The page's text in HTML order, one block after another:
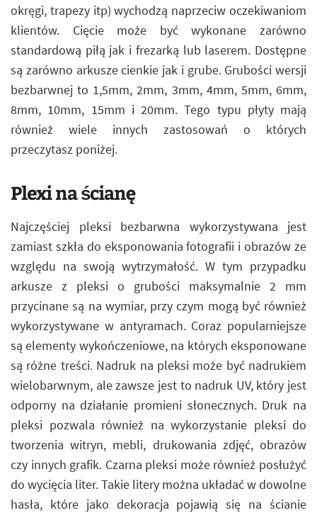
okręgi, trapezy itp) wychodzą naprzeciw oczekiwaniom
klientów. Cięcie może być wykonane zarówno
standardową piłą jak i frezarką lub laserem. Dostępne
są zarówno arkusze cienkie jak i grube. Grubości wersji
bezbarwnej to 1,5mm, 2mm, 3mm, 4mm, 5mm, 6mm,
8mm, 10mm, 15mm i 20mm. Tego typu płyty mają
również wiele innych zastosowań o których
przeczytasz poniżej.
Plexi na ścianę
Najczęściej pleksi bezbarwna wykorzystywana jest
zamiast szkła do eksponowania fotografii i obrazów ze
względu na swoją wytrzymałość. W tym przypadku
arkusze z pleksi o grubości maksymalnie 2 mm
przycinane są na wymiar, przy czym mogą być również
wykorzystywane w antyramach. Coraz popularniejsze
są elementy wykończeniowe, na których eksponowane
są różne treści. Nadruk na pleksi może być nadrukiem
wielobarwnym, ale zawsze jest to nadruk UV, który jest
odporny na działanie promieni słonecznych. Druk na
pleksi pozwala również na wykorzystanie pleksi do
tworzenia witryn, mebli, drukowania zdjęć, obrazów
czy innych grafik. Czarna pleksi może również posłużyć
do wycięcia liter. Takie litery można układać w dowolne
hasła, które jako dekoracja pojawią się na ścianie